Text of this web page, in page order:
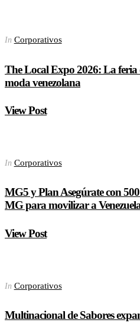
In Corporativos
The Local Expo 2026: La feria
moda venezolana
View Post
In Corporativos
MG5 y Plan Asegúrate con
MG para movilizar a
View Post
In Corporativos
Multinacional de Sabores